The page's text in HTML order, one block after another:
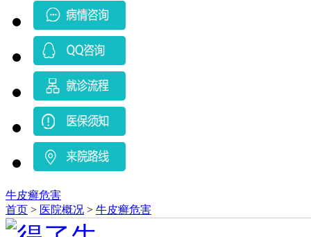
牛皮癣危害
首页 > 医院概况 > 牛皮癣危害